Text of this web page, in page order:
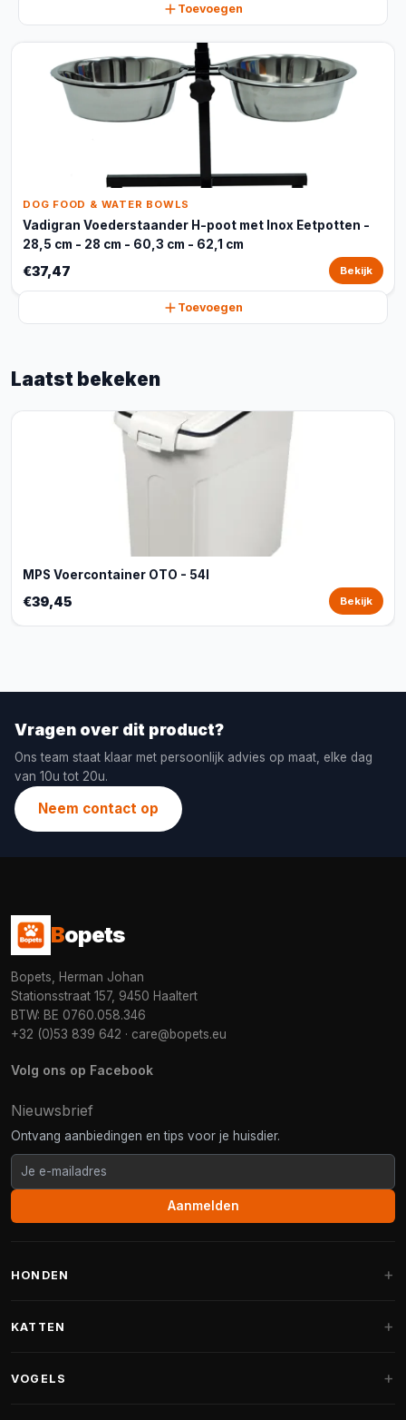
Toevoegen
DOG FOOD & WATER BOWLS
Vadigran Voederstaander H-poot met Inox Eetpotten -
28,5 cm - 28 cm - 60,3 cm - 62,1 cm
€37,47 Bekijk
Toevoegen
Laatst bekeken
MPS Voercontainer OTO - 54l
€39,45 Bekijk
Vragen over dit product?
Ons team staat klaar met persoonlijk advies op maat, elke dag
van 10u tot 20u.
Neem contact op
Bopets
Bopets, Herman Johan
Stationsstraat 157, 9450 Haaltert
BTW: BE 0760.058.346
+32 (0)53 839 642 · care@bopets.eu
Volg ons op Facebook
Nieuwsbrief
Ontvang aanbiedingen en tips voor je huisdier.
Aanmelden
HONDEN
Fantail hondenmanden
KATTEN
VOGELS